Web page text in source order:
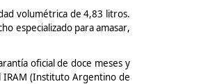
volumétrica de 4,83 litros.
especializado para amasar,
oficial de doce meses y
IRAM (Instituto Argentino de